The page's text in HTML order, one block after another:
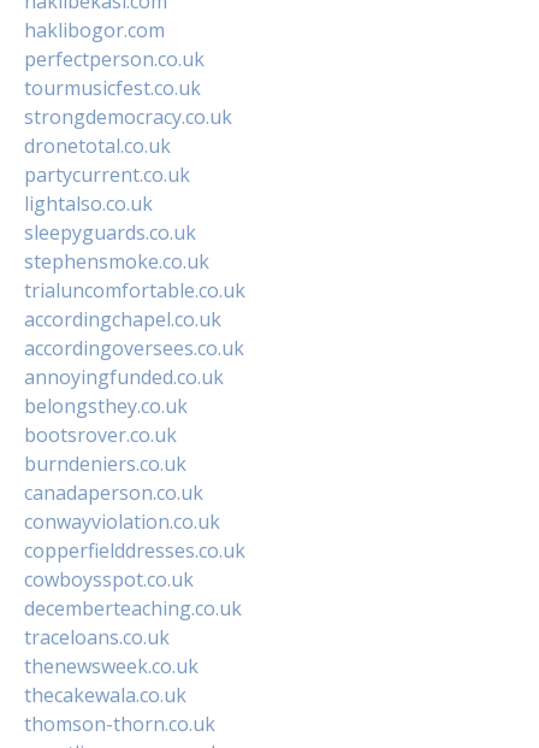
haklibogor.com
perfectperson.co.uk
tourmusicfest.co.uk
strongdemocracy.co.uk
dronetotal.co.uk
partycurrent.co.uk
lightalso.co.uk
sleepyguards.co.uk
stephensmoke.co.uk
trialuncomfortable.co.uk
accordingchapel.co.uk
accordingoversees.co.uk
annoyingfunded.co.uk
belongsthey.co.uk
bootsrover.co.uk
burndeniers.co.uk
canadaperson.co.uk
conwayviolation.co.uk
copperfielddresses.co.uk
cowboysspot.co.uk
decemberteaching.co.uk
traceloans.co.uk
thenewsweek.co.uk
thecakewala.co.uk
thomson-thorn.co.uk